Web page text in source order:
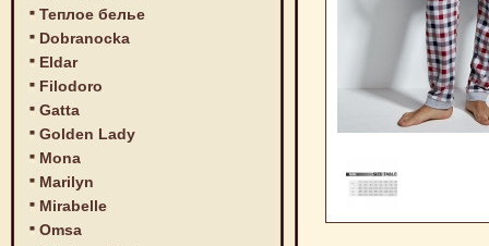
Теплое белье
Dobranocka
Eldar
Filodoro
Gatta
Golden Lady
Mona
Marilyn
Mirabelle
Omsa